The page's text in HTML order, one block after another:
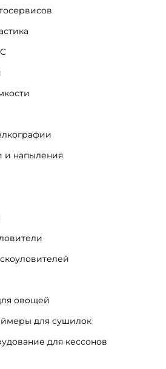
и напыления
овощей
для сушилок
для кессонов